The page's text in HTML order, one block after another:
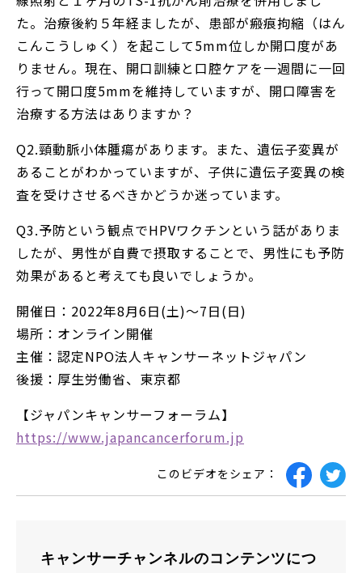
た。治療後約５年経ましたが、患部が瘢痕拘縮（はん
こんこうしゅく）を起こして5mm位しか開口度があ
りません。現在、開口訓練と口腔ケアを一週間に一回
行って開口度5mmを維持していますが、開口障害を
治療する方法はありますか？
Q2.頸動脈小体腫瘍があります。また、遺伝子変異が
あることがわかっていますが、子供に遺伝子変異の検
査を受けさせるべきかどうか迷っています。
Q3.予防という観点でHPVワクチンという話がありま
したが、男性が自費で摂取することで、男性にも予防
効果があると考えても良いでしょうか。
開催日：2022年8月6日(土)～7日(日)
場所：オンライン開催
主催：認定NPO法人キャンサーネットジャパン
後援：厚生労働省、東京都
【ジャパンキャンサーフォーラム】
https://www.japancancerforum.jp
このビデオをシェア：
キャンサーチャンネルのコンテンツにつ